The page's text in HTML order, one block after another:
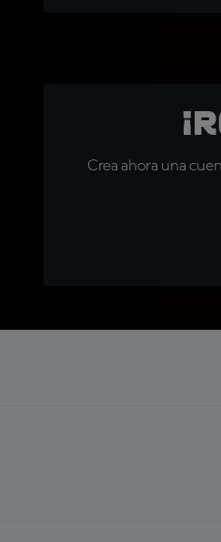
Crea ahora una